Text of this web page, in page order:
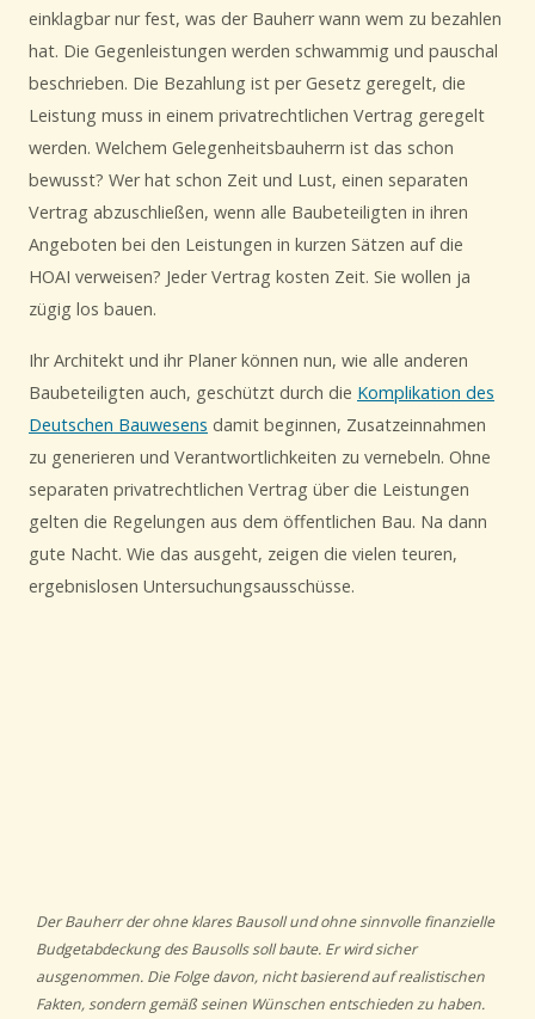
einklagbar nur fest, was der Bauherr wann wem zu bezahlen
hat. Die Gegenleistungen werden schwammig und pauschal
beschrieben. Die Bezahlung ist per Gesetz geregelt, die
Leistung muss in einem privatrechtlichen Vertrag geregelt
werden. Welchem Gelegenheitsbauherrn ist das schon
bewusst? Wer hat schon Zeit und Lust, einen separaten
Vertrag abzuschließen, wenn alle Baubeteiligten in ihren
Angeboten bei den Leistungen in kurzen Sätzen auf die
HOAI verweisen? Jeder Vertrag kosten Zeit. Sie wollen ja
zügig los bauen.
Ihr Architekt und ihr Planer können nun, wie alle anderen
Baubeteiligten auch, geschützt durch die Komplikation des
Deutschen Bauwesens damit beginnen, Zusatzeinnahmen
zu generieren und Verantwortlichkeiten zu vernebeln. Ohne
separaten privatrechtlichen Vertrag über die Leistungen
gelten die Regelungen aus dem öffentlichen Bau. Na dann
gute Nacht. Wie das ausgeht, zeigen die vielen teuren,
ergebnislosen Untersuchungsausschüsse.
Der Bauherr der ohne klares Bausoll und ohne sinnvolle finanzielle
Budgetabdeckung des Bausolls soll baute. Er wird sicher
ausgenommen. Die Folge davon, nicht basierend auf realistischen
Fakten, sondern gemäß seinen Wünschen entschieden zu haben.